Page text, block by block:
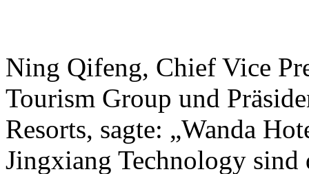
Ning Qifeng, Chief Vice
Tourism Group und
Resorts, sagte: „Wanda
Jingxiang Technology sind